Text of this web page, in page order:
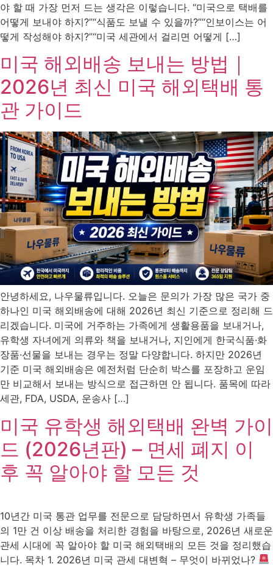
야 할 때 가장 먼저 드는 생각은 이렇습니다. “미국으로 택배를
어떻게 보내야 하지?”“식품도 보낼 수 있을까?”“인보이스는 어
떻게 작성해야 하지?”“미국 세관에서 걸리면 어떻게 […]
미국 해외배송 보내는 방법｜
2026년 최신 미국 해외택배 통
관 가이드
안녕하세요, 나우물류입니다. 오늘은 문의가 가장 많은 국가 중
하나인 미국 해외배송에 대해 2026년 최신 기준으로 정리해 드
리겠습니다. 미국에 거주하는 가족에게 생활용품을 보내거나,
유학생 자녀에게 의류와 책을 보내거나, 지인에게 한국식품·화
장품·선물을 보내는 경우는 정말 다양합니다. 하지만 2026년
기준 미국 해외배송은 예전처럼 단순히 박스를 포장하고 운임
만 비교해서 보내는 방식으로 접근하면 안 됩니다. 품목에 따라
세관, FDA, USDA, 운송사 […]
미국 유학생 해외택배 완벽 가이
드 (2026년판) – 면세 폐지 이
후 꼭 알아야 할 모든 것
10년간 미국 통관 업무를 전문으로 담당하면서 유학생 가족들
의 1만 건 이상 배송을 처리한 경험을 바탕으로, 2026년 새로운
관세 시대에 꼭 알아야 할 미국 해외택배의 모든 것을 정리했습
니다. 목차 1. 2026년 미국 관세 대변혁 – 무엇이 바뀌었나?